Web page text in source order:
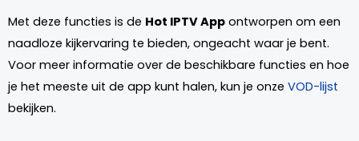
Met deze functies is de Hot IPTV App ontworpen om een
naadloze kijkervaring te bieden, ongeacht waar je bent.
Voor meer informatie over de beschikbare functies en hoe
je het meeste uit de app kunt halen, kun je onze VOD-lijst
bekijken.